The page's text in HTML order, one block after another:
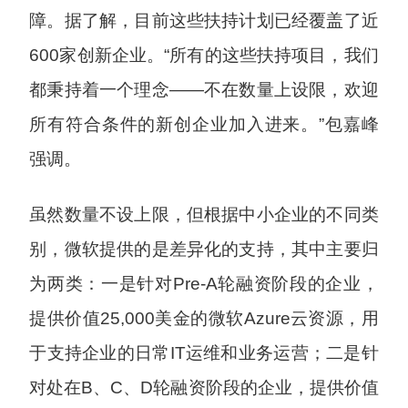
障。据了解，目前这些扶持计划已经覆盖了近
600家创新企业。“所有的这些扶持项目，我们
都秉持着一个理念——不在数量上设限，欢迎
所有符合条件的新创企业加入进来。”包嘉峰
强调。
虽然数量不设上限，但根据中小企业的不同类
别，微软提供的是差异化的支持，其中主要归
为两类：一是针对Pre-A轮融资阶段的企业，
提供价值25,000美金的微软Azure云资源，用
于支持企业的日常IT运维和业务运营；二是针
对处在B、C、D轮融资阶段的企业，提供价值